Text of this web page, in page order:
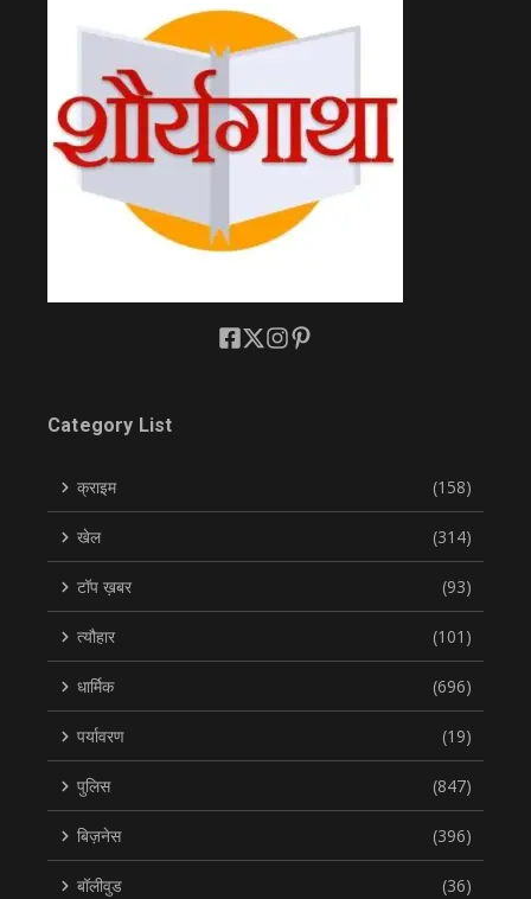
Category List
क्राइम (158)
खेल (314)
टॉप ख़बर (93)
त्यौहार (101)
धार्मिक (696)
पर्यावरण (19)
पुलिस (847)
बिज़नेस (396)
बॉलीवुड (36)